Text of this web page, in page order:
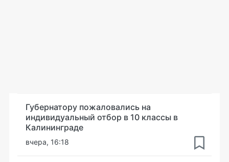
Губернатору пожаловались на
индивидуальный отбор в 10 классы в
Калининграде
вчера, 16:18